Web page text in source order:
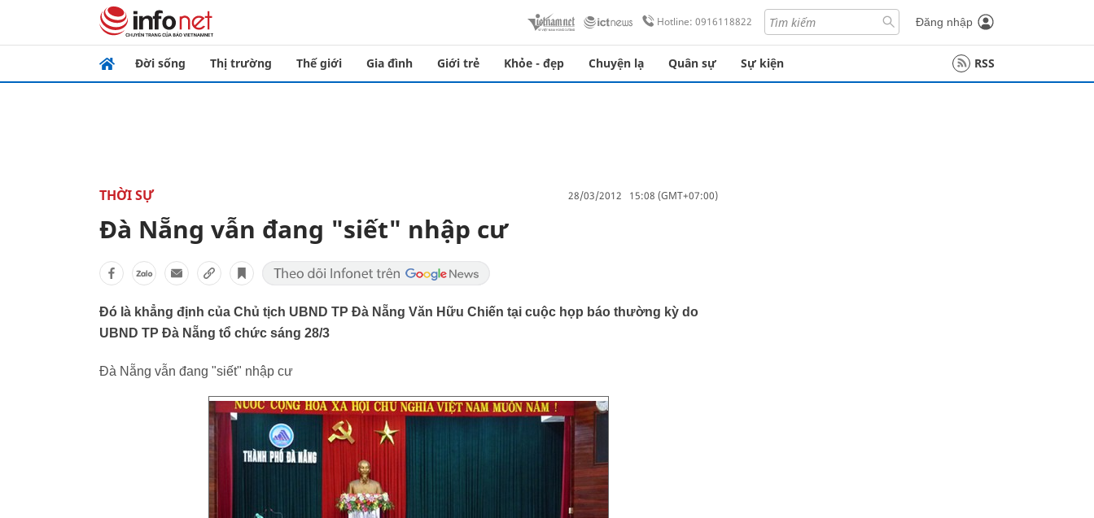
Hotline: 0916118822 Đăng nhập
Đời sống Thị trường Thế giới Gia đình Giới trẻ Khỏe - đẹp Chuyện lạ Quân sự Sự kiện RSS
THỜI SỰ 28/03/2012 15:08 (GMT+07:00)
Đà Nẵng vẫn đang "siết" nhập cư
Đó là khẳng định của Chủ tịch UBND TP Đà Nẵng Văn Hữu Chiến tại cuộc họp báo thường kỳ do
UBND TP Đà Nẵng tổ chức sáng 28/3
Đà Nẵng vẫn đang "siết" nhập cư